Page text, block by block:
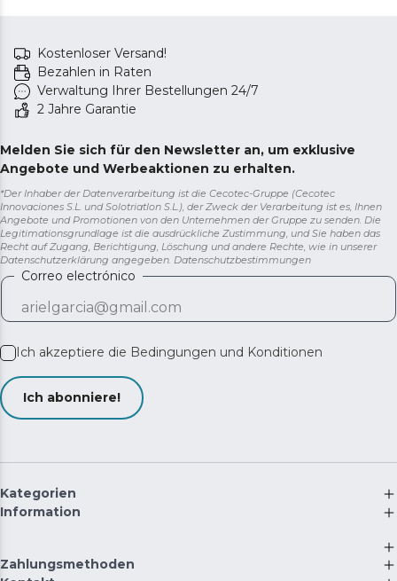
Kostenloser Versand!
Bezahlen in Raten
Verwaltung Ihrer Bestellungen 24/7
2 Jahre Garantie
Melden Sie sich für den Newsletter an, um exklusive
Angebote und Werbeaktionen zu erhalten.
*Der Inhaber der Datenverarbeitung ist die Cecotec-Gruppe (Cecotec
Innovaciones S.L. und Solotriatlon S.L.), der Zweck der Verarbeitung ist es, Ihnen
Angebote und Promotionen von den Unternehmen der Gruppe zu senden. Die
Legitimationsgrundlage ist die ausdrückliche Zustimmung, und Sie haben das
Recht auf Zugang, Berichtigung, Löschung und andere Rechte, wie in unserer
Datenschutzerklärung angegeben. Datenschutzbestimmungen
Correo electrónico
Ich akzeptiere die Bedingungen und Konditionen
Ich abonniere!
Kategorien
Information
Zahlungsmethoden